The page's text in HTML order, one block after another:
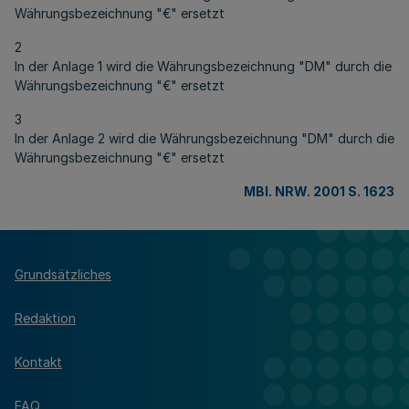
Währungsbezeichnung "€" ersetzt
2
In der Anlage 1 wird die Währungsbezeichnung "DM" durch die
Währungsbezeichnung "€" ersetzt
3
In der Anlage 2 wird die Währungsbezeichnung "DM" durch die
Währungsbezeichnung "€" ersetzt
MBl. NRW. 2001 S. 1623
Grundsätzliches
Redaktion
Kontakt
FAQ